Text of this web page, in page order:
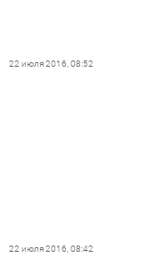
22 июля 2016, 08:52
22 июля 2016, 08:42